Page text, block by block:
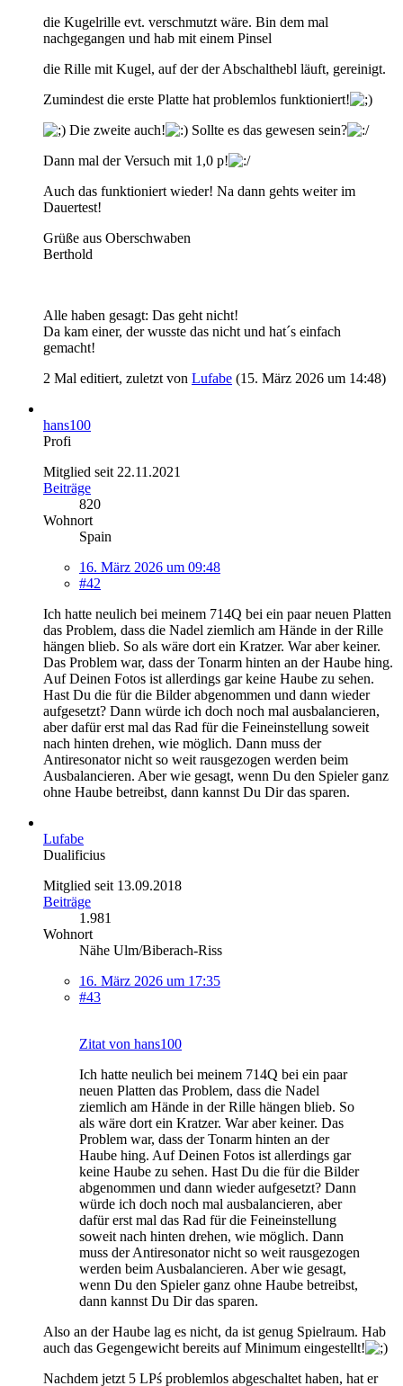
die Kugelrille evt. verschmutzt wäre. Bin dem mal
nachgegangen und hab mit einem Pinsel
die Rille mit Kugel, auf der der Abschalthebl läuft, gereinigt.
Zumindest die erste Platte hat problemlos funktioniert!
Die zweite auch!
Sollte es das gewesen sein?
Dann mal der Versuch mit 1,0 p!
Auch das funktioniert wieder! Na dann gehts weiter im
Dauertest!
Grüße aus Oberschwaben
Berthold
Alle haben gesagt: Das geht nicht!
Da kam einer, der wusste das nicht und hat´s einfach
gemacht!
2 Mal editiert, zuletzt von Lufabe (15. März 2026 um 14:48)
hans100
Profi
Mitglied seit 22.11.2021
Beiträge
820
Wohnort
Spain
16. März 2026 um 09:48
#42
Ich hatte neulich bei meinem 714Q bei ein paar neuen Platten
das Problem, dass die Nadel ziemlich am Hände in der Rille
hängen blieb. So als wäre dort ein Kratzer. War aber keiner.
Das Problem war, dass der Tonarm hinten an der Haube hing.
Auf Deinen Fotos ist allerdings gar keine Haube zu sehen.
Hast Du die für die Bilder abgenommen und dann wieder
aufgesetzt? Dann würde ich doch noch mal ausbalancieren,
aber dafür erst mal das Rad für die Feineinstellung soweit
nach hinten drehen, wie möglich. Dann muss der
Antiresonator nicht so weit rausgezogen werden beim
Ausbalancieren. Aber wie gesagt, wenn Du den Spieler ganz
ohne Haube betreibst, dann kannst Du Dir das sparen.
Lufabe
Dualificius
Mitglied seit 13.09.2018
Beiträge
1.981
Wohnort
Nähe Ulm/Biberach-Riss
16. März 2026 um 17:35
#43
Zitat von hans100
Ich hatte neulich bei meinem 714Q bei ein paar
neuen Platten das Problem, dass die Nadel
ziemlich am Hände in der Rille hängen blieb. So
als wäre dort ein Kratzer. War aber keiner. Das
Problem war, dass der Tonarm hinten an der
Haube hing. Auf Deinen Fotos ist allerdings gar
keine Haube zu sehen. Hast Du die für die Bilder
abgenommen und dann wieder aufgesetzt? Dann
würde ich doch noch mal ausbalancieren, aber
dafür erst mal das Rad für die Feineinstellung
soweit nach hinten drehen, wie möglich. Dann
muss der Antiresonator nicht so weit rausgezogen
werden beim Ausbalancieren. Aber wie gesagt,
wenn Du den Spieler ganz ohne Haube betreibst,
dann kannst Du Dir das sparen.
Also an der Haube lag es nicht, da ist genug Spielraum. Hab
auch das Gegengewicht bereits auf Minimum eingestellt!
Nachdem jetzt 5 LPś problemlos abgeschaltet haben, hat er